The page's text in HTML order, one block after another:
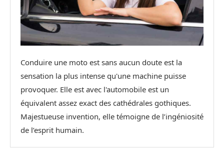
Conduire une moto est sans aucun doute est la
sensation la plus intense qu'une machine puisse
provoquer. Elle est avec l'automobile est un
équivalent assez exact des cathédrales gothiques.
Majestueuse invention, elle témoigne de l’ingéniosité
de l’esprit humain.